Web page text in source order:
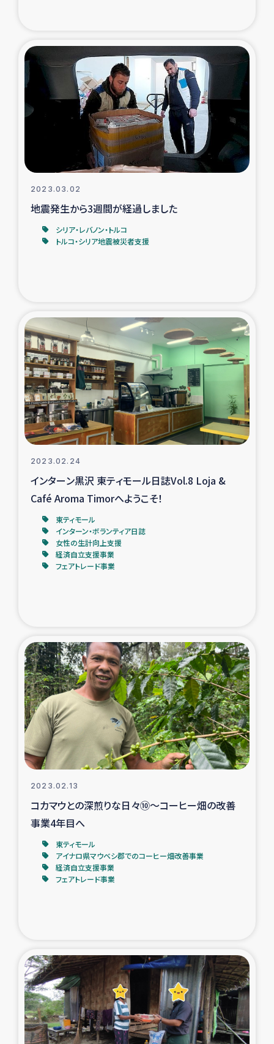
デニヤヤ小規模紅茶農家支援
コーヒー生産者支援
アイナロ県マウベシ郡でのコーヒー畑改善事業
ベイルート大規模爆発被災者支援
2023.03.02
地震発生から3週間が経過しました
シリア・レバノン・トルコ
トルコ・シリア地震被災者支援
2023.02.24
インターン黒沢 東ティモール日誌Vol.8 Loja &
Café Aroma Timorへようこそ！
東ティモール
インターン・ボランティア日誌
女性の生計向上支援
経済自立支援事業
フェアトレード事業
2023.02.13
コカマウとの深煎りな日々⑩～コーヒー畑の改善
事業4年目へ
東ティモール
アイナロ県マウベシ郡でのコーヒー畑改善事業
経済自立支援事業
フェアトレード事業